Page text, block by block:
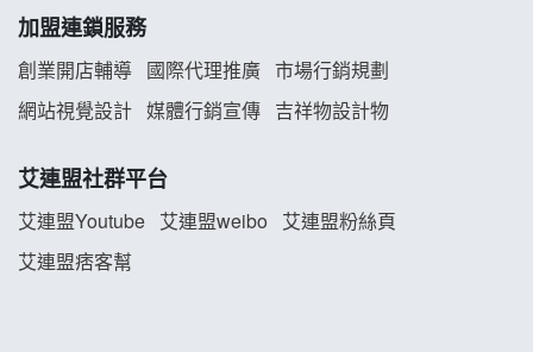
雞咕雞咕加盟說明會
TEA TOP加盟說明會
珍好味臭臭鍋加盟說明會
藍象廷泰式火鍋加盟說明會
加盟連鎖服務
創業開店輔導 國際代理推廣 市場行銷規劃
網站視覺設計 媒體行銷宣傳 吉祥物設計物
艾連盟社群平台
艾連盟Youtube 艾連盟weibo
艾連盟粉絲頁
艾連盟痞客幫